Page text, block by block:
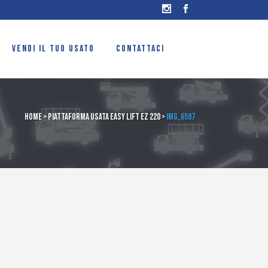
VENDI IL TUO USATO CONTATTACI
Home>Piattaforma usata Easy Lift EZ 220>IMG_6597